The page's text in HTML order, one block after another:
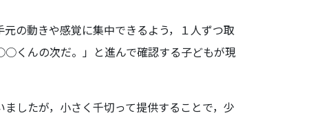
の動きや感覚に集中できるよう，１人ずつ取
くんの次だ。」と進んで確認する子どもが現
したが，小さく千切って提供することで，少